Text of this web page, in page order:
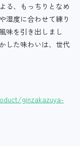
る、もっちりとなめ
湿度に合わせて練り
味を引き出しまし
した味わいは、世代
ginzakazuya-